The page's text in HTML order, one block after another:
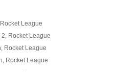
League
Rocket League
Rocket League
Rocket League